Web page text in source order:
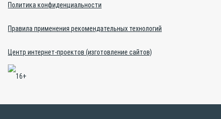
Политика конфиденциальности
Правила применения рекомендательных технологий
Центр интернет-проектов (изготовление сайтов)